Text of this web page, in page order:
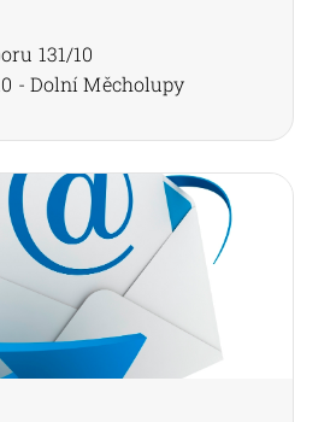
131/10
- Dolní Měcholupy